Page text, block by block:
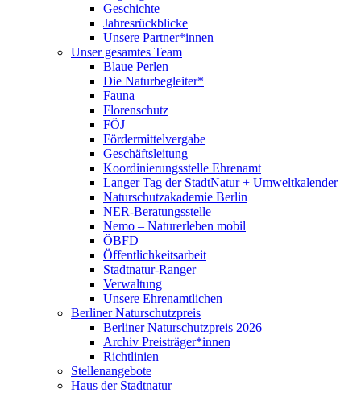
Geschichte
Jahresrückblicke
Unsere Partner*innen
Unser gesamtes Team
Blaue Perlen
Die Naturbegleiter*
Fauna
Florenschutz
FÖJ
Fördermittelvergabe
Geschäftsleitung
Koordinierungsstelle Ehrenamt
Langer Tag der StadtNatur + Umweltkalender
Naturschutzakademie Berlin
NER-Beratungsstelle
Nemo – Naturerleben mobil
ÖBFD
Öffentlichkeitsarbeit
Stadtnatur-Ranger
Verwaltung
Unsere Ehrenamtlichen
Berliner Naturschutzpreis
Berliner Naturschutzpreis 2026
Archiv Preisträger*innen
Richtlinien
Stellenangebote
Haus der Stadtnatur